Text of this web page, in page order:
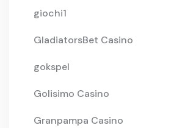
giochi1
GladiatorsBet Casino
gokspel
Golisimo Casino
Granpampa Casino